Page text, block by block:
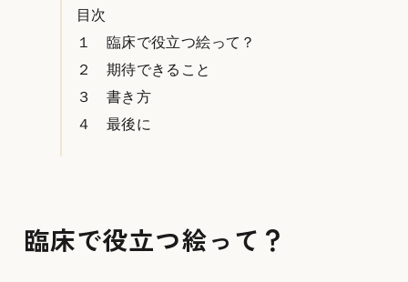
目次
１ 臨床で役立つ絵って？
２ 期待できること
３ 書き方
４ 最後に
臨床で役立つ絵って？